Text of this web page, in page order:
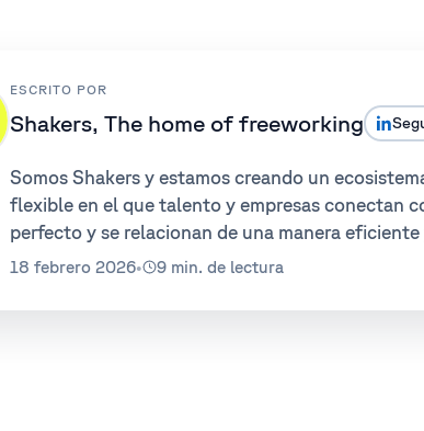
ESCRITO POR
Shakers, The home of freeworking
Somos Shakers y estamos creando un
flexible en el que talento y empresas conectan
perfecto y se relacionan de una manera
18 febrero 2026• 9 min. de lectura